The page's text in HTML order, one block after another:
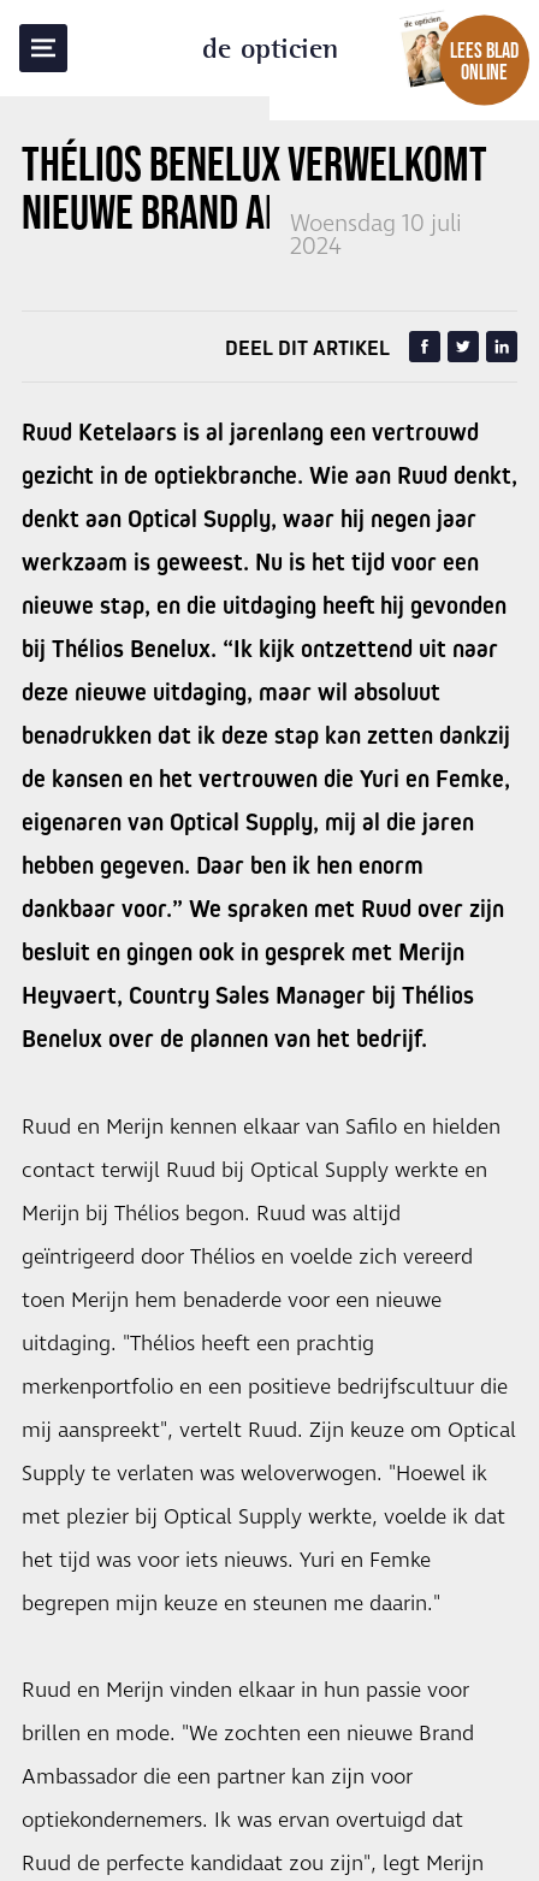
de opticien
LEES BLAD
ONLINE
THÉLIOS BENELUX VERWELKOMT
NIEUWE BRAND AMBASSADOR
Woensdag 10 juli
2024
TERUG NAAR OVERZICHT
DEEL DIT ARTIKEL
Ruud Ketelaars is al jarenlang een vertrouwd
gezicht in de optiekbranche. Wie aan Ruud denkt,
denkt aan Optical Supply, waar hij negen jaar
werkzaam is geweest. Nu is het tijd voor een
nieuwe stap, en die uitdaging heeft hij gevonden
bij Thélios Benelux. “Ik kijk ontzettend uit naar
deze nieuwe uitdaging, maar wil absoluut
benadrukken dat ik deze stap kan zetten dankzij
de kansen en het vertrouwen die Yuri en Femke,
eigenaren van Optical Supply, mij al die jaren
hebben gegeven. Daar ben ik hen enorm
dankbaar voor.” We spraken met Ruud over zijn
besluit en gingen ook in gesprek met Merijn
Heyvaert, Country Sales Manager bij Thélios
Benelux over de plannen van het bedrijf.
Ruud en Merijn kennen elkaar van Safilo en hielden
contact terwijl Ruud bij Optical Supply werkte en
Merijn bij Thélios begon. Ruud was altijd
geïntrigeerd door Thélios en voelde zich vereerd
toen Merijn hem benaderde voor een nieuwe
uitdaging. "Thélios heeft een prachtig
merkenportfolio en een positieve bedrijfscultuur die
mij aanspreekt", vertelt Ruud. Zijn keuze om Optical
Supply te verlaten was weloverwogen. "Hoewel ik
met plezier bij Optical Supply werkte, voelde ik dat
het tijd was voor iets nieuws. Yuri en Femke
begrepen mijn keuze en steunen me daarin."
Ruud en Merijn vinden elkaar in hun passie voor
brillen en mode. "We zochten een nieuwe Brand
Ambassador die een partner kan zijn voor
optiekondernemers. Ik was ervan overtuigd dat
Ruud de perfecte kandidaat zou zijn", legt Merijn